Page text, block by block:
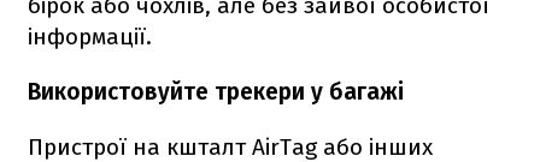
інформації.
Використовуйте трекери у багажі
Пристрої на кшталт AirTag або інших